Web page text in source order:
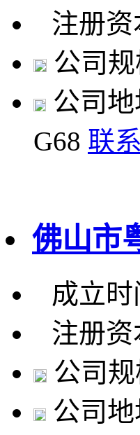
注册
公司
公司
G68 联
佛山市
成立时
注册
公司
公司